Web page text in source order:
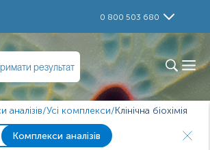
0 800 503 680
результат
аналізів/Усі комплекси/Клінічна біохімія
Комплекси аналізів